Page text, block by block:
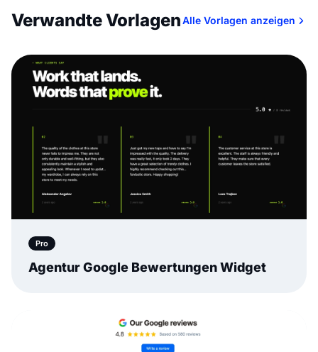
Verwandte VorlagenAlle Vorlagen anzeigen
Pro
Agentur Google Bewertungen Widget